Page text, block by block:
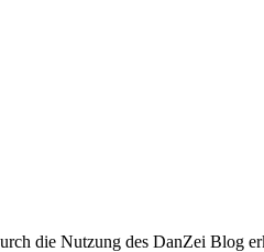
die Nutzung des DanZei Blog